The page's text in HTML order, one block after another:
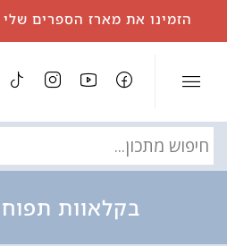
הזמינו את מארז הספרים שלי
בקלאוות